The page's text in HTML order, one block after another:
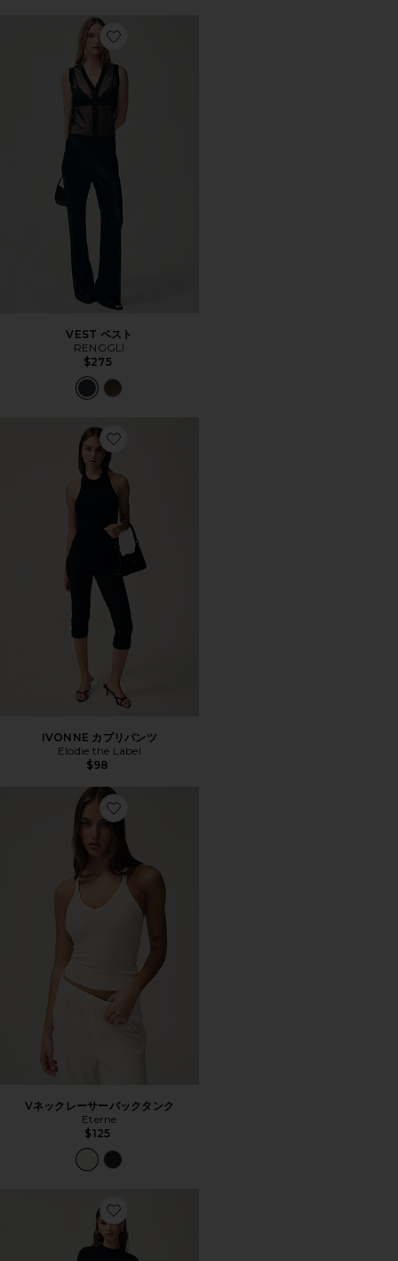
Favorite VEST ベスト
VEST ベスト
RENGGLI
$275
Favorite IVONNE カプリパンツ
IVONNE カプリパンツ
Elodie the Label
$98
Favorite Vネックレーサーバックタンク
Vネックレーサーバックタンク
Eterne
$125
Favorite EVERYWHERE パンツ